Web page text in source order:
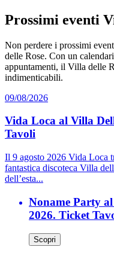
Prossimi eventi
Non perdere i prossimi
delle Rose. Con un
appuntamenti, il Villa delle
indimenticabili.
09/08/2026
Vida Loca al Villa
Tavoli
Il 9 agosto 2026 Vida Loca
fantastica discoteca Villa
dell’esta...
Noname Party
2026. Ticket
Scopri